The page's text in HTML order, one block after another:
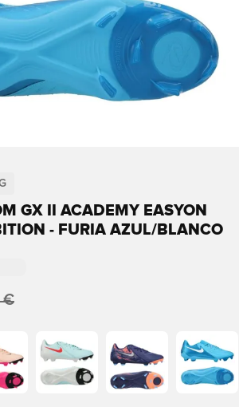
GX II ACADEMY EASYON
- FURIA AZUL/BLANCO
€